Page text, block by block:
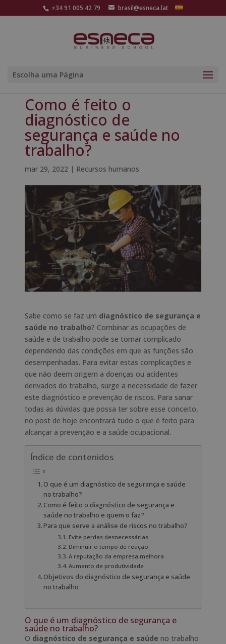
+34 91 005 42 79 brasil@esneca.lat
Escolha uma Página
Como é feito o
diagnóstico de
segurança e saúde no
trabalho?
mar 29, 2022| Recursos humanos
Sabe como se faz um diagnóstico de segurança e
saúde no trabalho? Combinar as ocupações de
saúde e de trabalho pode se tornar complicado
dependendo das condições em que as funções são
desempenhadas. Para evitar estas complicações e
que não deem origem a doenças ou acidentes
derivados do trabalho, surge a necessidade de fazer
este diagnóstico e prevenção de riscos. Para sanar
todas as dúvidas que possa ter sobre esse conceito,
no post de hoje encontrará tudo o que é feito para
alcançar a prevenção e a saúde ocupacional.
Índice de contenidos
O que é um diagnóstico de segurança e saúde
no trabalho?
Como é feito o diagnóstico de segurança e
saúde no trabalho e quem o faz?
Para que serve a análise de riscos no trabalho?
Evite perdas desnecessárias
Diminuir o tempo de reação
A reputação da empresa melhora
Aumento de produtividade
Objetivos do diagnóstico de segurança e saúde
no trabalho
O que é um diagnóstico de segurança e
saúde no trabalho?
O diagnóstico de segurança e saúde no trabalho